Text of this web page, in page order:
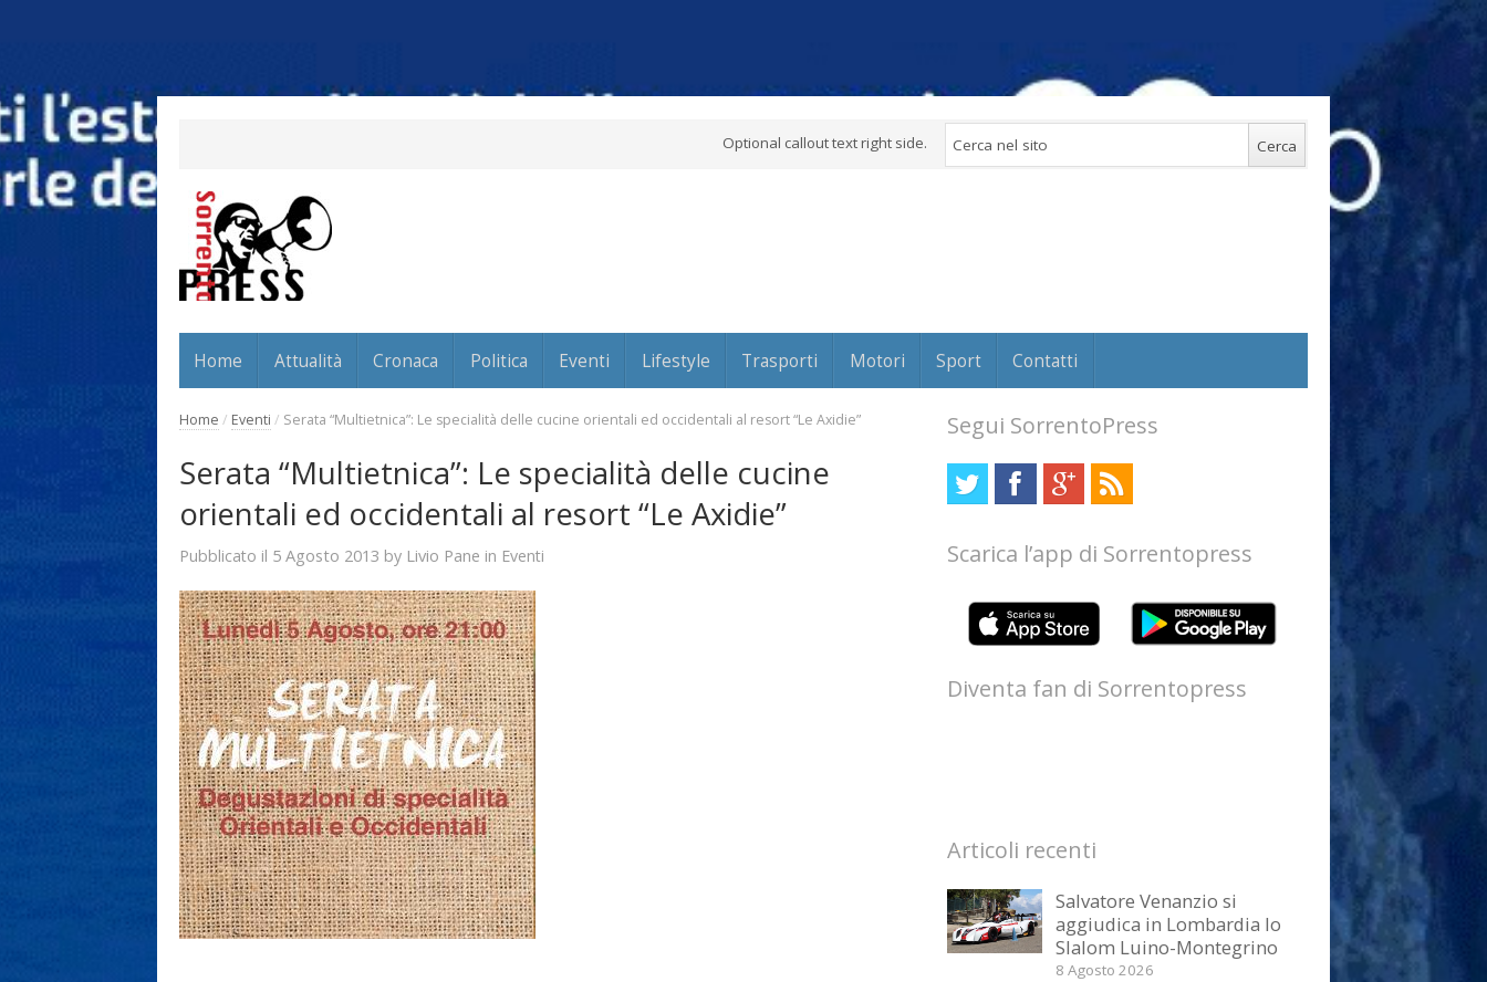
Optional callout text right side.
Home Attualità Cronaca Politica Eventi Lifestyle Trasporti Motori Sport Contatti
Home / Eventi / Serata “Multietnica”: Le specialità delle cucine orientali ed occidentali al resort “Le Axidie”
Serata “Multietnica”: Le specialità delle cucine
orientali ed occidentali al resort “Le Axidie”
Pubblicato il 5 Agosto 2013 by Livio Pane in Eventi
Segui SorrentoPress
Scarica l’app di Sorrentopress
Diventa fan di Sorrentopress
Articoli recenti
Salvatore Venanzio si
aggiudica in Lombardia lo
Slalom Luino-Montegrino
8 Agosto 2026